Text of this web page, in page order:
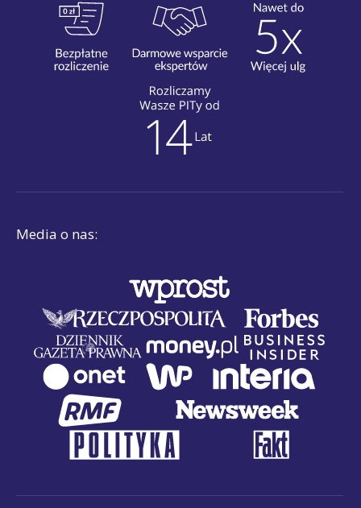
Media o nas: